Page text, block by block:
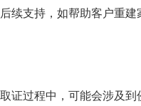
续支持，如帮助客户重
证过程中，可能会涉及